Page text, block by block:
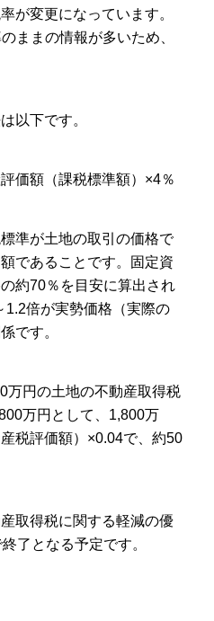
が変更になっています。
ままの情報が多いため、
以下です。
価額（課税標準額）×4％
準が土地の取引の価格で
であることです。固定資
約70％を目安に算出され
1.2倍が実勢価格（実際の
です。
万円の土地の不動産取得税
万円として、1,800万
税評価額）×0.04で、約50
取得税に関する軽減の優
了となる予定です。